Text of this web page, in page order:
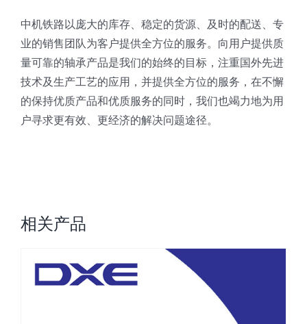
中机铁路以庞大的库存、稳定的货源、及时的配送、专
业的销售团队为客户提供全方位的服务。向用户提供质
量可靠的轴承产品是我们的始终的目标，注重国外先进
技术及生产工艺的应用，并提供全方位的服务，在不懈
的保持优质产品和优质服务的同时，我们也竭力地为用
户寻求更有效、更经济的解决问题途径。
相关产品